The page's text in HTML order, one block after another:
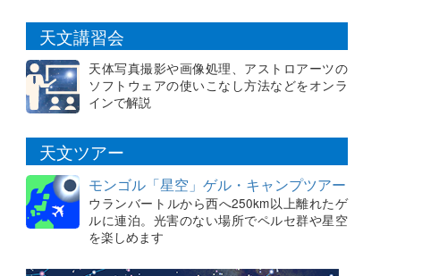
天文講習会
天体写真撮影や画像処理、アストロアーツの
ソフトウェアの使いこなし方法などをオンラ
インで解説
天文ツアー
モンゴル「星空」ゲル・キャンプツアー
ウランバートルから西へ250km以上離れたゲ
ルに連泊。光害のない場所でペルセ群や星空
を楽しめます